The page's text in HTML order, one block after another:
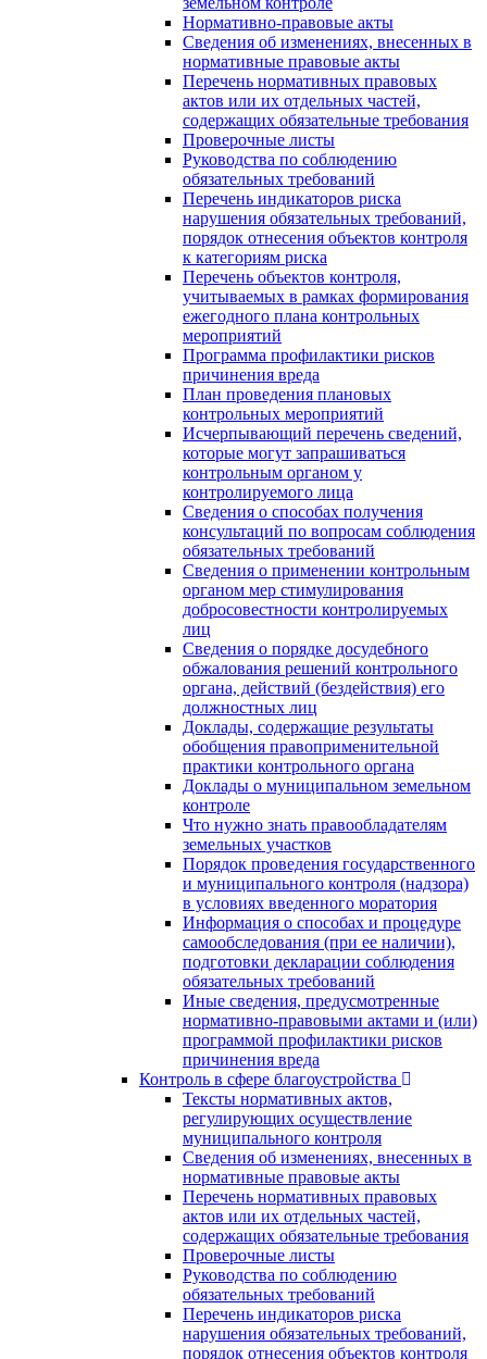
Нормативно-правовые акты
Сведения об изменениях, внесенных в
нормативные правовые акты
Перечень нормативных правовых
актов или их отдельных частей,
содержащих обязательные требования
Проверочные листы
Руководства по соблюдению
обязательных требований
Перечень индикаторов риска
нарушения обязательных требований,
порядок отнесения объектов контроля
к категориям риска
Перечень объектов контроля,
учитываемых в рамках формирования
ежегодного плана контрольных
мероприятий
Программа профилактики рисков
причинения вреда
План проведения плановых
контрольных мероприятий
Исчерпывающий перечень сведений,
которые могут запрашиваться
контрольным органом у
контролируемого лица
Сведения о способах получения
консультаций по вопросам соблюдения
обязательных требований
Сведения о применении контрольным
органом мер стимулирования
добросовестности контролируемых
лиц
Сведения о порядке досудебного
обжалования решений контрольного
органа, действий (бездействия) его
должностных лиц
Доклады, содержащие результаты
обобщения правоприменительной
практики контрольного органа
Доклады о муниципальном земельном
контроле
Что нужно знать правообладателям
земельных участков
Порядок проведения государственного
и муниципального контроля (надзора)
в условиях введенного моратория
Информация о способах и процедуре
самообследования (при ее наличии),
подготовки декларации соблюдения
обязательных требований
Иные сведения, предусмотренные
нормативно-правовыми актами и (или)
программой профилактики рисков
причинения вреда
Контроль в сфере благоустройства
Тексты нормативных актов,
регулирующих осуществление
муниципального контроля
Сведения об изменениях, внесенных в
нормативные правовые акты
Перечень нормативных правовых
актов или их отдельных частей,
содержащих обязательные требования
Проверочные листы
Руководства по соблюдению
обязательных требований
Перечень индикаторов риска
нарушения обязательных требований,
порядок отнесения объектов контроля